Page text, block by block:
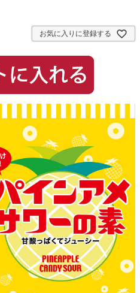
お気に入りに登録する